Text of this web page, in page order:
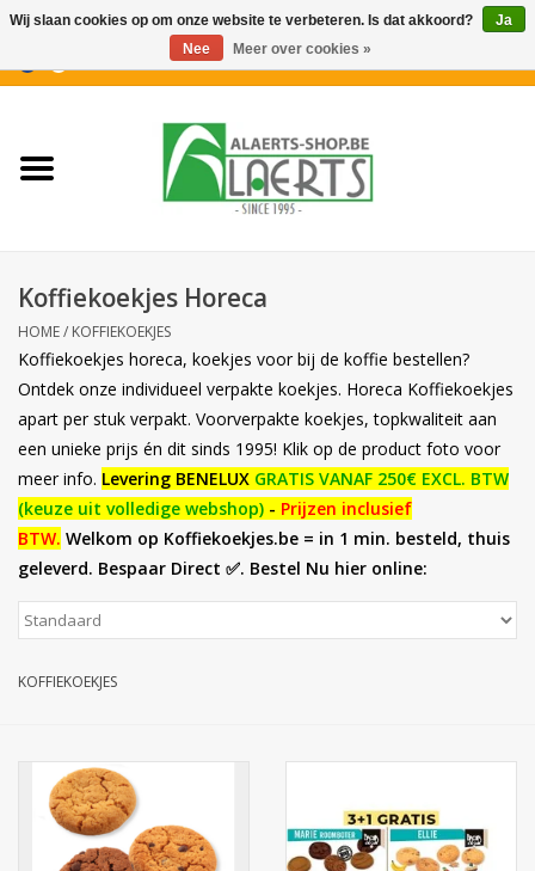
Nieuwigheden
Confiserie
Dranken
Aperitiefkoekjes
Botanicals
Cleaning-producten
Relatiegeschenken
Koffiekoekjes Horeca
HOME/ KOFFIEKOEKJES
Koffiekoekjes horeca, koekjes voor bij de koffie bestellen?
Ontdek onze individueel verpakte koekjes. Horeca Koffiekoekjes
apart per stuk verpakt. Voorverpakte koekjes, topkwaliteit aan
een unieke prijs én dit sinds 1995! Klik op de product foto voor
meer info. Levering BENELUX GRATIS VANAF 250€ EXCL. BTW
(keuze uit volledige webshop) - Prijzen inclusief
BTW. Welkom op Koffiekoekjes.be = in 1 min. besteld, thuis
geleverd. Bespaar Direct ✅. Bestel Nu hier online:
KOFFIEKOEKJES
Wij slaan cookies op om onze website te verbeteren. Is dat akkoord?
Ja
Nee
Meer over cookies »